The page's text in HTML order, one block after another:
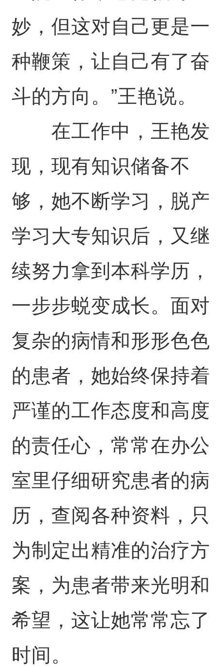
妙，但这对自己更是一
种鞭策，让自己有了奋
斗的方向。”王艳说。
在工作中，王艳发
现，现有知识储备不
够，她不断学习，脱产
学习大专知识后，又继
续努力拿到本科学历，
一步步蜕变成长。面对
复杂的病情和形形色色
的患者，她始终保持着
严谨的工作态度和高度
的责任心，常常在办公
室里仔细研究患者的病
历，查阅各种资料，只
为制定出精准的治疗方
案，为患者带来光明和
希望，这让她常常忘了
时间。